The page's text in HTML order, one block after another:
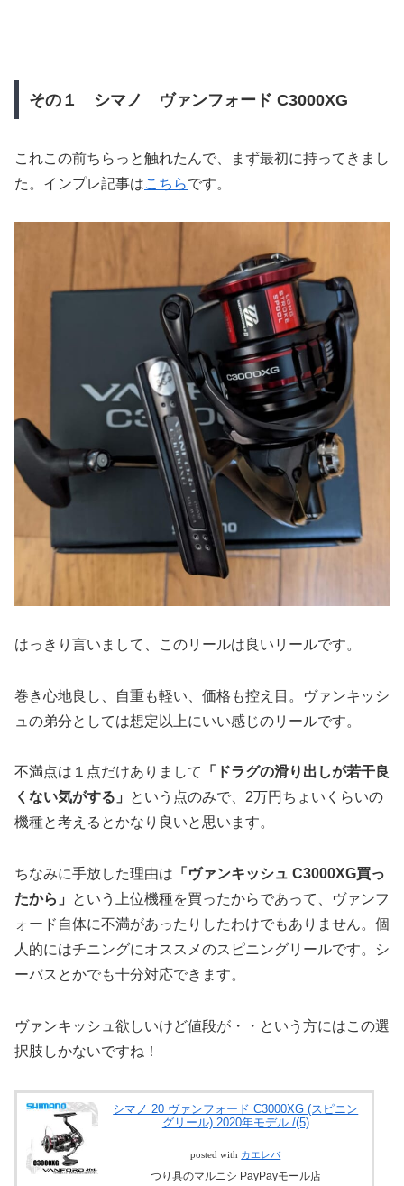
その１ シマノ ヴァンフォード C3000XG
これこの前ちらっと触れたんで、まず最初に持ってきまし
た。インプレ記事はこちらです。
はっきり言いまして、このリールは良いリールです。
巻き心地良し、自重も軽い、価格も控え目。ヴァンキッシ
ュの弟分としては想定以上にいい感じのリールです。
不満点は１点だけありまして
「ドラグの滑り出しが若干良
くない気がする」
という点のみで、2万円ちょいくらいの
機種と考えるとかなり良いと思います。
ちなみに手放した理由は 「ヴァンキッシュ C3000XG買っ
たから」
という上位機種を買ったからであって、ヴァンフ
ォード自体に不満があったりしたわけでもありません。個
人的にはチニングにオススメのスピニングリールです。シ
ーバスとかでも十分対応できます。
ヴァンキッシュ欲しいけど値段が・・という方にはこの選
択肢しかないですね！
シマノ 20 ヴァンフォード C3000XG (スピニン
グリール) 2020年モデル /(5)
posted with カエレバ
つり具のマルニシ PayPayモール店